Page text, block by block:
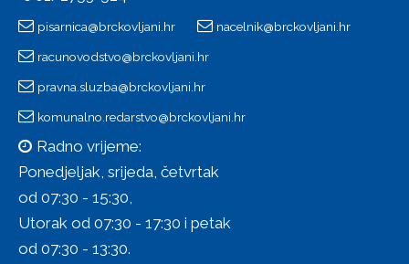
pisarnica@brckovljani.hr nacelnik@brckovljani.hr
racunovodstvo@brckovljani.hr
pravna.sluzba@brckovljani.hr
komunalno.redarstvo@brckovljani.hr
Radno vrijeme:
Ponedjeljak, srijeda, četvrtak
od 07:30 - 15:30,
Utorak od 07:30 - 17:30 i petak
od 07:30 - 13:30.